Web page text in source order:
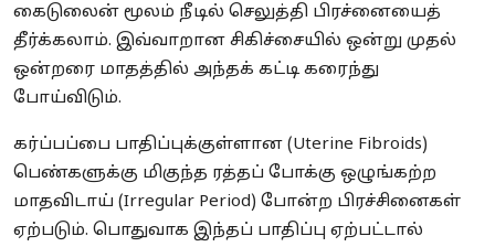
கைடுலைன் மூலம் நீடில் செலுத்தி பிரச்னையைத்
தீர்க்கலாம். இவ்வாறான சிகிச்சையில் ஒன்று முதல்
ஒன்றரை மாதத்தில் அந்தக் கட்டி கரைந்து
போய்விடும்.
கர்ப்பப்பை பாதிப்புக்குள்ளான (Uterine Fibroids)
பெண்களுக்கு மிகுந்த ரத்தப் போக்கு ஒழுங்கற்ற
மாதவிடாய் (Irregular Period) போன்ற பிரச்சினைகள்
ஏற்படும். பொதுவாக இந்தப் பாதிப்பு ஏற்பட்டால்